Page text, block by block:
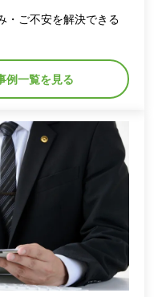
・ご不安を解決できる
例一覧を見る